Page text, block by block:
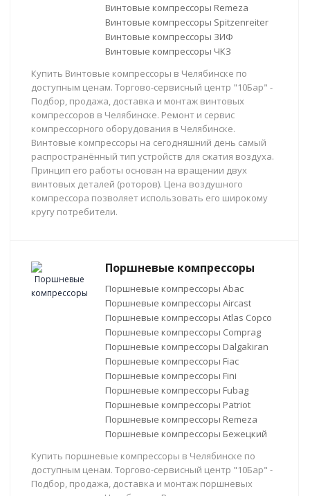
Винтовые компрессоры Remeza
Винтовые компрессоры Spitzenreiter
Винтовые компрессоры ЗИФ
Винтовые компрессоры ЧКЗ
Купить Винтовые компрессоры в Челябинске по
доступным ценам. Торгово-сервисный центр "10Бар" -
Подбор, продажа, доставка и монтаж винтовых
компрессоров в Челябинске. Ремонт и сервис
компрессорного оборудования в Челябинске.
Винтовые компрессоры на сегодняшний день самый
распространённый тип устройств для сжатия воздуха.
Принцип его работы основан на вращении двух
винтовых деталей (роторов). Цена воздушного
компрессора позволяет использовать его широкому
кругу потребители.
Поршневые компрессоры
Поршневые компрессоры Abac
Поршневые компрессоры Aircast
Поршневые компрессоры Atlas Copco
Поршневые компрессоры Comprag
Поршневые компрессоры Dalgakiran
Поршневые компрессоры Fiac
Поршневые компрессоры Fini
Поршневые компрессоры Fubag
Поршневые компрессоры Patriot
Поршневые компрессоры Remeza
Поршневые компрессоры Бежецкий
Купить поршневые компрессоры в Челябинске по
доступным ценам. Торгово-сервисный центр "10Бар" -
Подбор, продажа, доставка и монтаж поршневых